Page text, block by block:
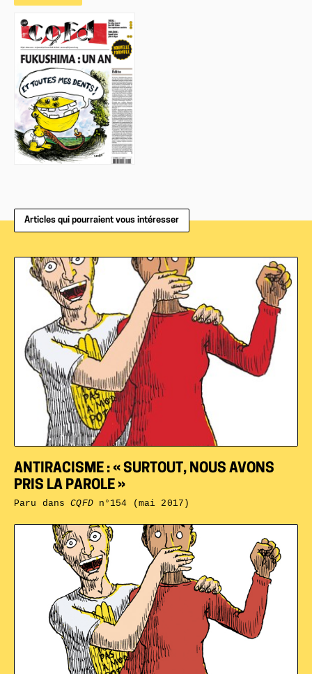
Articles qui pourraient vous intéresser
ANTIRACISME : « SURTOUT, NOUS AVONS
PRIS LA PAROLE »
Paru dansCQFDn°154 (mai 2017)